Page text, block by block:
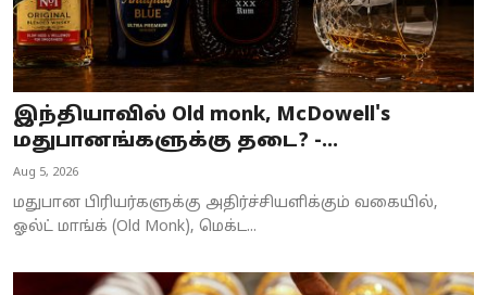
National
World
Astrology
Spirituality
Weather
Politics
இந்தியாவில் Old monk, McDowell's
மதுபானங்களுக்கு தடை? -...
Aug 5, 2026
மதுபான பிரியர்களுக்கு அதிர்ச்சியளிக்கும் வகையில்,
ஓல்ட் மாங்க் (Old Monk), மெக்ட...